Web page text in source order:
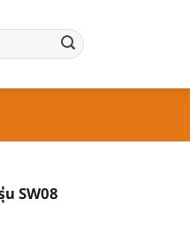
SW08